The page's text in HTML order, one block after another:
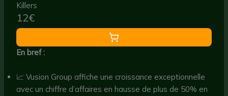
Killers
12€
En bref :
📈 Vusion Group affiche une croissance exceptionnelle
avec un chiffre d’affaires en hausse de plus de 50% en